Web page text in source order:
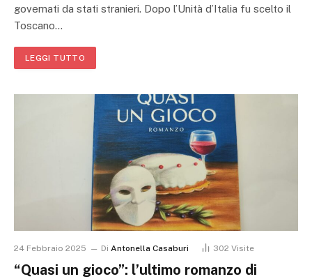
governati da stati stranieri. Dopo l’Unità d’Italia fu scelto il
Toscano…
LEGGI TUTTO
24 Febbraio 2025 Di Antonella Casaburi 302 Visite
“Quasi un gioco”: l’ultimo romanzo di